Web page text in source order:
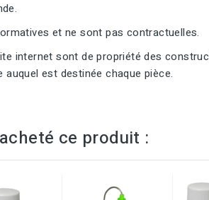
et ne sont pas contractuelles.
internet sont de propriété des
est destinée chaque pièce.
ce produit :